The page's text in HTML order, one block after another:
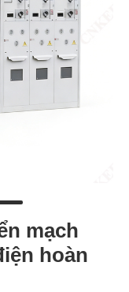
mạch
hoàn